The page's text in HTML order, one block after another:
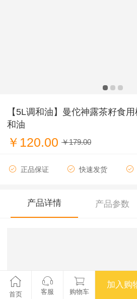
【5L调和油】曼佗神露茶籽食
和油
￥120.00 ￥179.00
正品保证 快速发货
产品详情 产品参数
首页 客服 购物车
加入购